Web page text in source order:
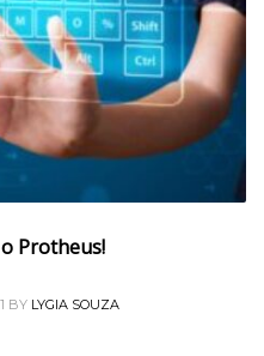
Protheus!
BY LYGIA SOUZA